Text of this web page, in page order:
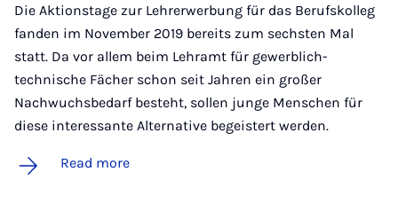
Die Aktionstage zur Lehrerwerbung für das Berufskolleg
fanden im November 2019 bereits zum sechsten Mal
statt. Da vor allem beim Lehramt für gewerblich-
technische Fächer schon seit Jahren ein großer
Nachwuchsbedarf besteht, sollen junge Menschen für
diese interessante Alternative begeistert werden.
Read more